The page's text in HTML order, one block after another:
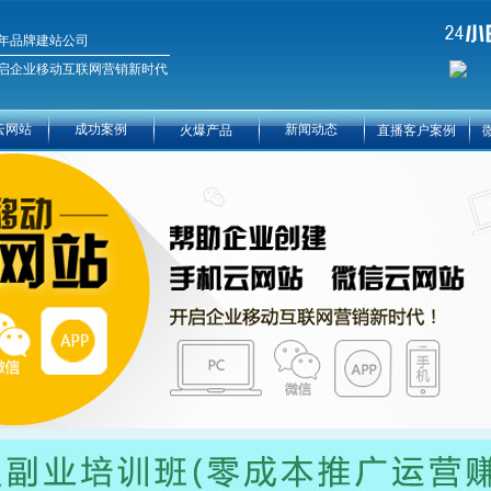
品牌建站公司
企业移动互联网营销新时代
网站 成功案例 火爆产品 新闻动态 直播客户案例